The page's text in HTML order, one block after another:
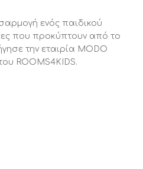
ενός παιδικού
που προκύπτουν από το
την εταιρία MODO
ROOMS4KIDS.